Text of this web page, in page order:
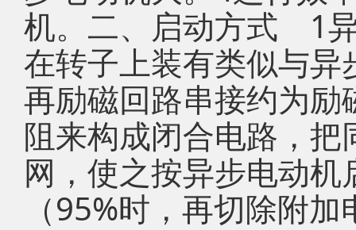
机。二、启动方式 1
在转子上装有类似与
再励磁回路串接约为
阻来构成闭合电路，
网，使之按异步电动
（95%时，再切除附